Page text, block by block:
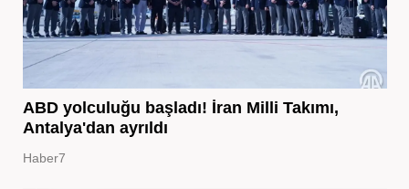
ABD yolculuğu başladı! İran Milli Takımı,
Antalya'dan ayrıldı
Haber7